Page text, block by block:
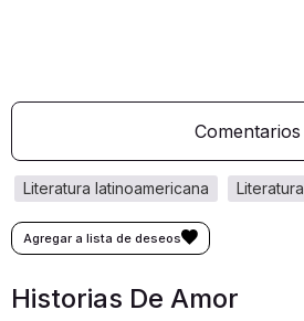
Comentarios
literatura
literatura latinoamericana
Historias De Amor